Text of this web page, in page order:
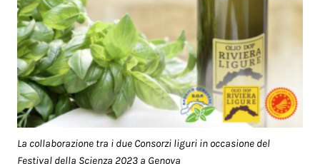
La collaborazione tra i due Consorzi liguri in occasione del
Festival della Scienza 2023 a Genova